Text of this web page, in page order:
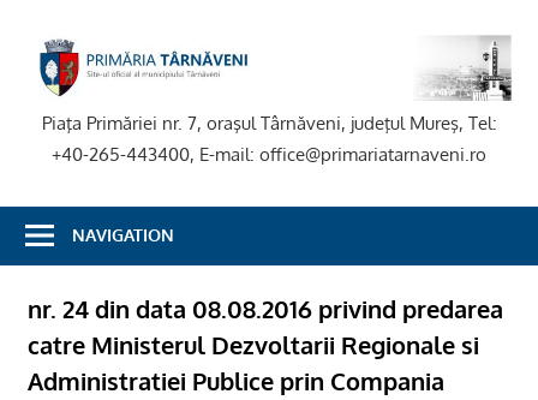
content
Piaţa Primăriei nr. 7, oraşul Târnăveni, judeţul Mureş, Tel:
+40-265-443400, E-mail: office@primariatarnaveni.ro
NAVIGATION
nr. 24 din data 08.08.2016 privind predarea
catre Ministerul Dezvoltarii Regionale si
Administratiei Publice prin Compania